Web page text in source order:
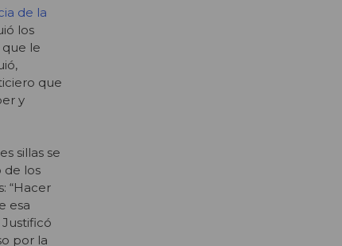
de la
los
le
que
y
sillas se
de los
“Hacer
esa
por la